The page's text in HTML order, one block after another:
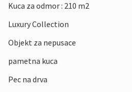
Kuca za odmor : 210 m2
Luxury Collection
Objekt za nepusace
pametna kuca
Pec na drva